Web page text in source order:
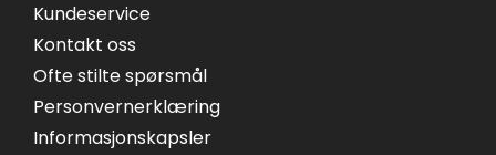
Kundeservice
Kontakt oss
Ofte stilte spørsmål
Personvernerklæring
Informasjonskapsler